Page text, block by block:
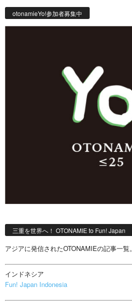
otonamieYo!参加者募集中
三重を世界へ！ OTONAMIE to Fun! Japan
アジアに発信されたOTONAMIEの記事一覧。
インドネシア
Fun! Japan Indonesia